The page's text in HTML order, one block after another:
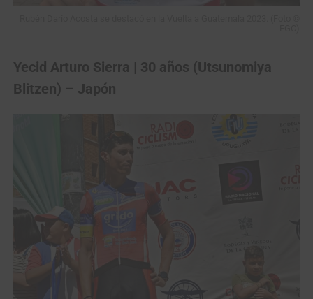
Yecid Arturo Sierra | 30 años (Utsunomiya
Blitzen) – Japón